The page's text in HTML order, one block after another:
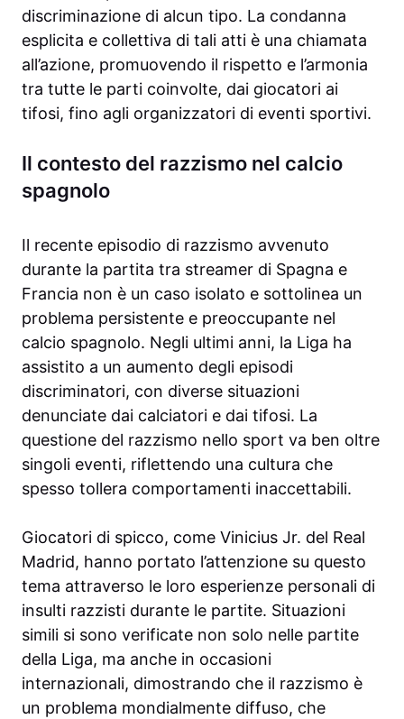
discriminazione di alcun tipo. La condanna
esplicita e collettiva di tali atti è una chiamata
all’azione, promuovendo il rispetto e l’armonia
tra tutte le parti coinvolte, dai giocatori ai
tifosi, fino agli organizzatori di eventi sportivi.
Il contesto del razzismo nel calcio
spagnolo
Il recente episodio di razzismo avvenuto
durante la partita tra streamer di Spagna e
Francia non è un caso isolato e sottolinea un
problema persistente e preoccupante nel
calcio spagnolo. Negli ultimi anni, la Liga ha
assistito a un aumento degli episodi
discriminatori, con diverse situazioni
denunciate dai calciatori e dai tifosi. La
questione del razzismo nello sport va ben oltre
singoli eventi, riflettendo una cultura che
spesso tollera comportamenti inaccettabili.
Giocatori di spicco, come Vinicius Jr. del Real
Madrid, hanno portato l’attenzione su questo
tema attraverso le loro esperienze personali di
insulti razzisti durante le partite. Situazioni
simili si sono verificate non solo nelle partite
della Liga, ma anche in occasioni
internazionali, dimostrando che il razzismo è
un problema mondialmente diffuso, che